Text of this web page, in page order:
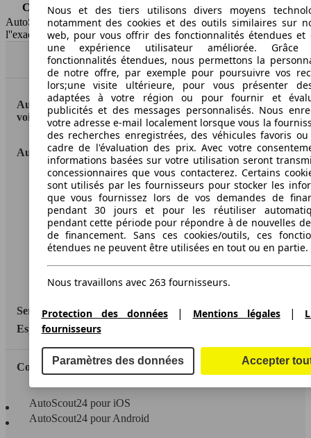
Capacité du réservoir
55 l
AutoScout24 France SAS décline toute responsabilité concernant
l''exactitude des indications fournies.
Haut
AutoScout24: la plus grande plateforme en ligne de
voitures en Europe
AutoScout24
A propos d'AutoScout24
Conditions d'utilisation
Informations légales
Protection des données
Accessibility Statement
Service
Espace Pro
Contact
AutoScout24 pour iOS
AutoScout24 pour Android
Nous et des tiers utilisons divers moyens
notamment des cookies et des outils similaires sur
web, pour vous offrir des fonctionnalités étendues et
une expérience utilisateur améliorée.
fonctionnalités étendues, nous permettons la
de notre offre, par exemple pour poursuivre vos
lors;une visite ultérieure, pour vous présenter
adaptées à votre région ou pour fournir et
publicités et des messages personnalisés. Nous
votre adresse e-mail localement lorsque vous la
des recherches enregistrées, des véhicules favoris
cadre de l'évaluation des prix. Avec votre
informations basées sur votre utilisation seront
concessionnaires que vous contacterez. Certains
sont utilisés par les fournisseurs pour stocker les
que vous fournissez lors de vos demandes de
pendant 30 jours et pour les réutiliser
pendant cette période pour répondre à de nouvelles
de financement. Sans ces cookies/outils, ces
étendues ne peuvent être utilisées en tout ou en partie.
Nous travaillons avec 263 fournisseurs.
Protection des données | Mentions légales|
fournisseurs
Paramètres des données Accepter